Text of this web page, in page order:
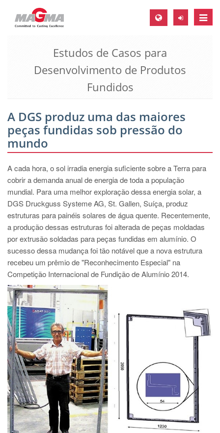
Toggle
MAGMA Europa, Alemanha
DE
MAGMA América do Norte, USA
EN
ES
MAGMA Asia Pacific Pte ltd., Singapura
MAGMA América do Sul, Brasil
ES
MAGMA Turquia
EN
TR
MAGMA China
EN
ZH
MAGMA Índia
EN
MAGMA Coréia
EN
KO
Estudos de Casos para
Desenvolvimento de Produtos
Fundidos
A DGS produz uma das maiores
peças fundidas sob pressão do
mundo
A cada hora, o sol irradia energia suficiente sobre a Terra para
cobrir a demanda anual de energia de toda a população
mundial. Para uma melhor exploração dessa energia solar, a
DGS Druckguss Systeme AG, St. Gallen, Suíça, produz
estruturas para painéis solares de água quente. Recentemente,
a produção dessas estruturas foi alterada de peças moldadas
por extrusão soldadas para peças fundidas em alumínio. O
sucesso dessa mudança foi tão notável que a nova estrutura
recebeu um prêmio de "Reconhecimento Especial" na
Competição Internacional de Fundição de Alumínio 2014.